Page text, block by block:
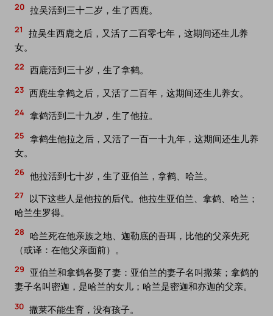
20 拉吴活到三十二岁，生了西鹿。
21
拉吴生西鹿之后，又活了二百零七年，这期间还生儿养
女。
22 西鹿活到三十岁，生了拿鹤。
23 西鹿生拿鹤之后，又活了二百年，这期间还生儿养女。
24 拿鹤活到二十九岁，生了他拉。
25 拿鹤生他拉之后，又活了一百一十九年，这期间还生儿养
女。
26 他拉活到七十岁，生了亚伯兰，拿鹤、哈兰。
27 以下这些人是他拉的后代。他拉生亚伯兰、拿鹤、哈兰；
哈兰生罗得。
28
哈兰死在他亲族之地、迦勒底的吾珥，比他的父亲先死
（或译：在他父亲面前）。
29
亚伯兰和拿鹤各娶了妻：亚伯兰的妻子名叫撒莱；拿鹤的
妻子名叫密迦，是哈兰的女儿；哈兰是密迦和亦迦的父亲。
30 撒莱不能生育，没有孩子。